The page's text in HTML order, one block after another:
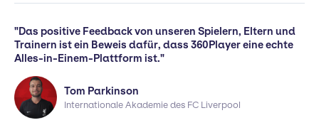
"Das positive Feedback von unseren Spielern, Eltern und
Trainern ist ein Beweis dafür, dass 360Player eine echte
Alles-in-Einem-Plattform ist."
Tom Parkinson
Internationale Akademie des FC Liverpool